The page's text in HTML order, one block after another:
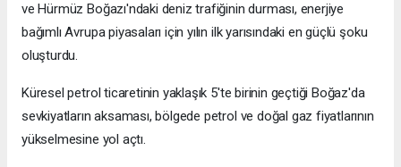
ve Hürmüz Boğazı'ndaki deniz trafiğinin durması, enerjiye
bağımlı Avrupa piyasaları için yılın ilk yarısındaki en güçlü şoku
oluşturdu.
Küresel petrol ticaretinin yaklaşık 5'te birinin geçtiği Boğaz'da
sevkiyatların aksaması, bölgede petrol ve doğal gaz fiyatlarının
yükselmesine yol açtı.